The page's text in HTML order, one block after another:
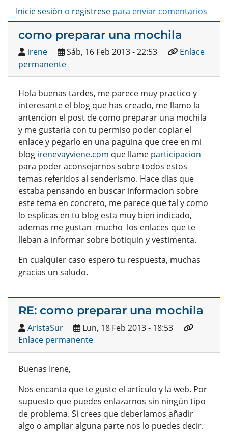
Inicie sesión o registrese para enviar comentarios
como preparar una mochila
irene Sáb, 16 Feb 2013 - 22:53
Enlace
permanente
Hola buenas tardes, me parece muy practico y
interesante el blog que has creado, me llamo la
antencion el post de como preparar una mochila
y me gustaria con tu permiso poder copiar el
enlace y pegarlo en una paguina que cree en mi
blog irenevayviene.com que llame participacion
para poder aconsejarnos sobre todos estos
temas referidos al senderismo. Hace dias que
estaba pensando en buscar informacion sobre
este tema en concreto, me parece que tal y como
lo esplicas en tu blog esta muy bien indicado,
ademas me gustan mucho los enlaces que te
lleban a informar sobre botiquin y vestimenta.
En cualquier caso espero tu respuesta, muchas
gracias un saludo.
RE: como preparar una mochila
AristaSur
Lun, 18 Feb 2013 - 18:53
Enlace permanente
Buenas Irene,
Nos encanta que te guste el artículo y la web. Por
supuesto que puedes enlazarnos sin ningún tipo
de problema. Si crees que deberíamos añadir
algo o ampliar alguna parte nos lo puedes decir.